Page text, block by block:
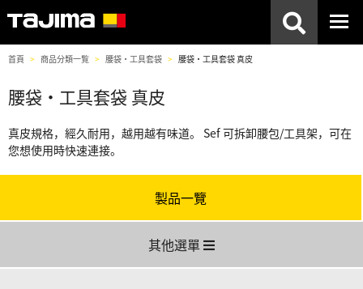
首頁 商品分類一覧 腰袋・工具套袋 腰袋・工具套袋 真皮
腰袋・工具套袋 真皮
真皮規格，經久耐用，越用越有味道。 Sef 可拆卸腰包/工具架，可在
您想使用時快速連接。
製品一覽
其他選單